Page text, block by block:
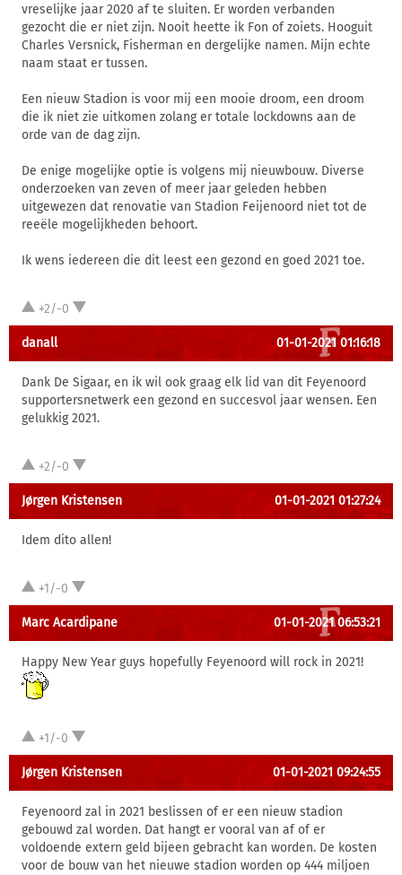
vreselijke jaar 2020 af te sluiten. Er worden verbanden
gezocht die er niet zijn. Nooit heette ik Fon of zoiets. Hooguit
Charles Versnick, Fisherman en dergelijke namen. Mijn echte
naam staat er tussen.
Een nieuw Stadion is voor mij een mooie droom, een droom
die ik niet zie uitkomen zolang er totale lockdowns aan de
orde van de dag zijn.
De enige mogelijke optie is volgens mij nieuwbouw. Diverse
onderzoeken van zeven of meer jaar geleden hebben
uitgewezen dat renovatie van Stadion Feijenoord niet tot de
reeële mogelijkheden behoort.
Ik wens iedereen die dit leest een gezond en goed 2021 toe.
+2/-0
danall 01-01-2021 01:16:18
Dank De Sigaar, en ik wil ook graag elk lid van dit Feyenoord
supportersnetwerk een gezond en succesvol jaar wensen. Een
gelukkig 2021.
+2/-0
Jørgen Kristensen 01-01-2021 01:27:24
Idem dito allen!
+1/-0
Marc Acardipane 01-01-2021 06:53:21
Happy New Year guys hopefully Feyenoord will rock in 2021!
+1/-0
Jørgen Kristensen 01-01-2021 09:24:55
Feyenoord zal in 2021 beslissen of er een nieuw stadion
gebouwd zal worden. Dat hangt er vooral van af of er
voldoende extern geld bijeen gebracht kan worden. De kosten
voor de bouw van het nieuwe stadion worden op 444 miljoen